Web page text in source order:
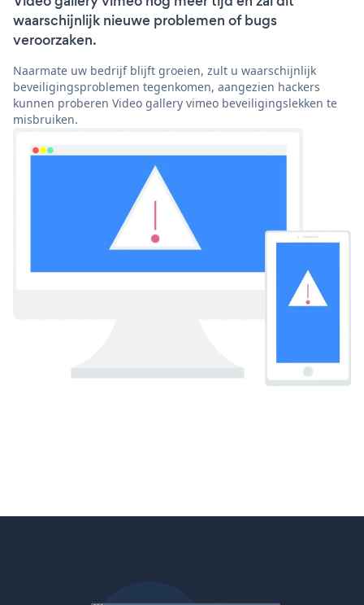
waarschijnlijk nieuwe problemen of bugs
veroorzaken.
Naarmate uw bedrijf blijft groeien, zult u waarschijnlijk
beveiligingsproblemen tegenkomen, aangezien hackers
kunnen proberen Video gallery vimeo beveiligingslekken te
misbruiken.